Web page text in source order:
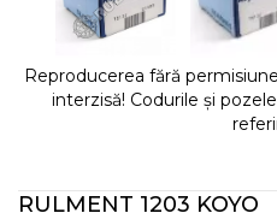
Reproducerea fără
interzisă! Codurile și
RULMENT 1203 KOYO